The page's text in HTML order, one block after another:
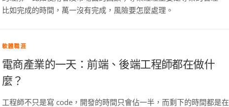
比如完成的時間，萬一沒有完成，風險要怎麼處理。
軟體職涯
電商產業的一天：前端、後端工程師都在做什
麼？
工程師不只是寫 code，開發的時間只會佔一半，而剩下的時間都是在